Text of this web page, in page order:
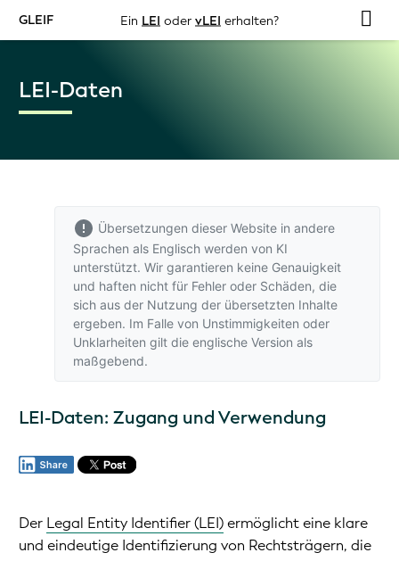
GLEIF Ein LEI oder vLEI erhalten?
LEI-Daten
Übersetzungen dieser Website in andere
Sprachen als Englisch werden von KI
unterstützt. Wir garantieren keine Genauigkeit
und haften nicht für Fehler oder Schäden, die
sich aus der Nutzung der übersetzten Inhalte
ergeben. Im Falle von Unstimmigkeiten oder
Unklarheiten gilt die englische Version als
maßgebend.
LEI-Daten: Zugang und Verwendung
Der Legal Entity Identifier (LEI)ermöglicht eine klare
und eindeutige Identifizierung von Rechtsträgern, die